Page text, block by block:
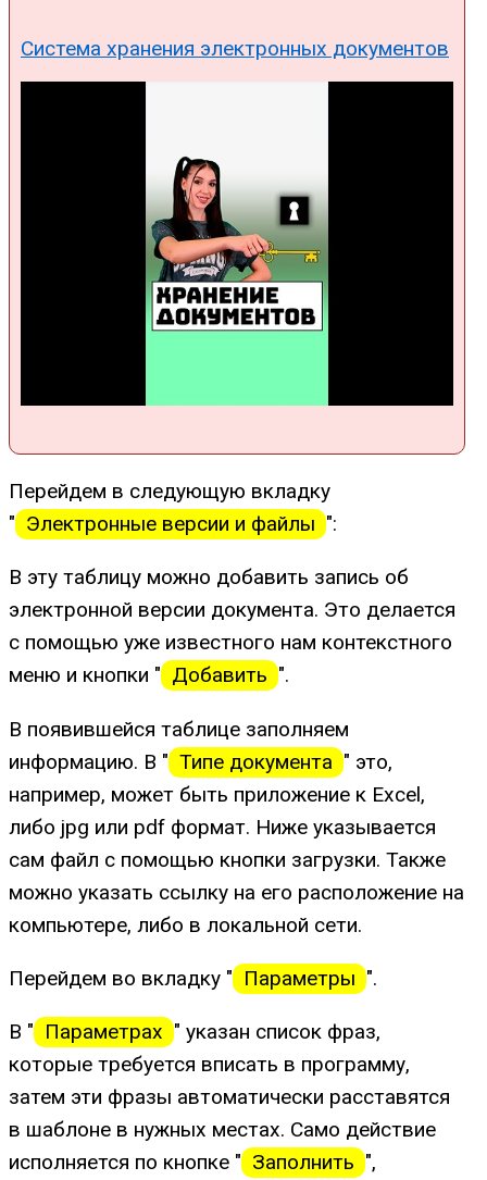
Система хранения электронных документов
Перейдем в следующую вкладку
" Электронные версии и файлы ":
В эту таблицу можно добавить запись об
электронной версии документа. Это делается
с помощью уже известного нам контекстного
меню и кнопки " Добавить ".
В появившейся таблице заполняем
информацию. В " Типе документа " это,
например, может быть приложение к Excel,
либо jpg или pdf формат. Ниже указывается
сам файл с помощью кнопки загрузки. Также
можно указать ссылку на его расположение на
компьютере, либо в локальной сети.
Перейдем во вкладку " Параметры ".
В " Параметрах " указан список фраз,
которые требуется вписать в программу,
затем эти фразы автоматически расставятся
в шаблоне в нужных местах. Само действие
исполняется по кнопке " Заполнить ",